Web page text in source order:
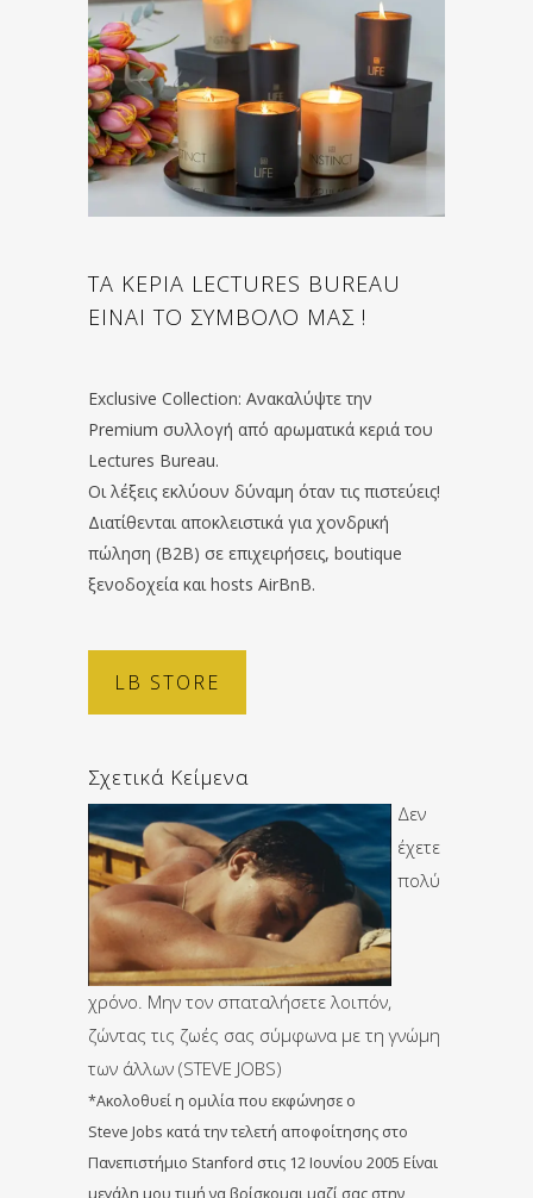
ΤΑ ΚΕΡΙΑ LECTURES BUREAU
ΕΙΝΑΙ ΤΟ ΣΥΜΒΟΛΟ ΜΑΣ !
Exclusive Collection: Ανακαλύψτε την
Premium συλλογή από αρωματικά κεριά του
Lectures Bureau.
Οι λέξεις εκλύουν δύναμη όταν τις πιστεύεις!
Διατίθενται αποκλειστικά για χονδρική
πώληση (B2B) σε επιχειρήσεις, boutique
ξενοδοχεία και hosts AirBnB.
LB STORE
Σχετικά Κείμενα
Δεν
έχετε
πολύ
χρόνο. Μην τον σπαταλήσετε λοιπόν,
ζώντας τις ζωές σας σύμφωνα με τη γνώμη
των άλλων (STEVE JOBS)
*Ακολοθυεί η ομιλία που εκφώνησε ο
Steve Jobs κατά την τελετή αποφοίτησης στο
Πανεπιστήμιο Stanford στις 12 Ιουνίου 2005 Είναι
μεγάλη μου τιμή να βρίσκομαι μαζί σας στην